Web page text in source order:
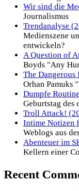
Wir sind die
Journalismus
Trendanalyse
Medienszene
entwickeln?
A Question of
Boyds "Any
The Dangerous
Orhan Pamuks
Dumpfe
Geburtstag des
Troll Attack!
Intime Notizen
Weblogs aus
Abenteuer im
Kellern einer
Recent